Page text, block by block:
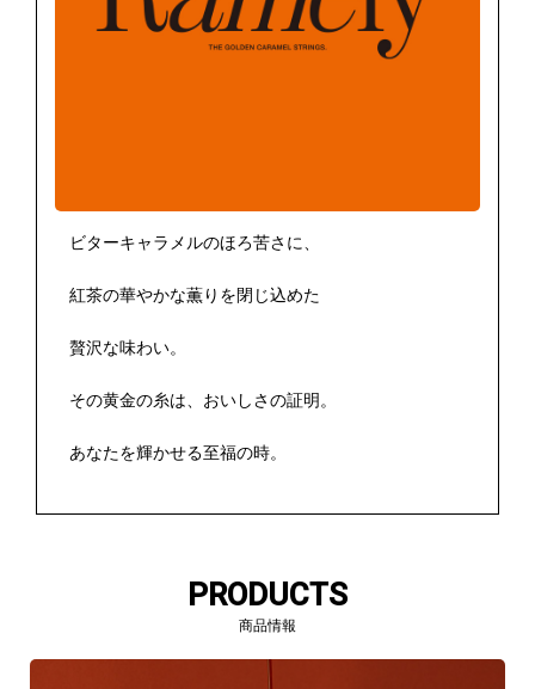
ビターキャラメルのほろ苦さに、
紅茶の華やかな薫りを閉じ込めた
贅沢な味わい。
その黄金の糸は、おいしさの証明。
あなたを輝かせる至福の時。
PRODUCTS
商品情報